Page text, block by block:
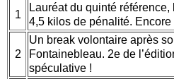
1
Lauréat du quinté
4,5 kilos de pénalité. Encore
2
Un break volontaire après
Fontainebleau. 2e de
spéculative !